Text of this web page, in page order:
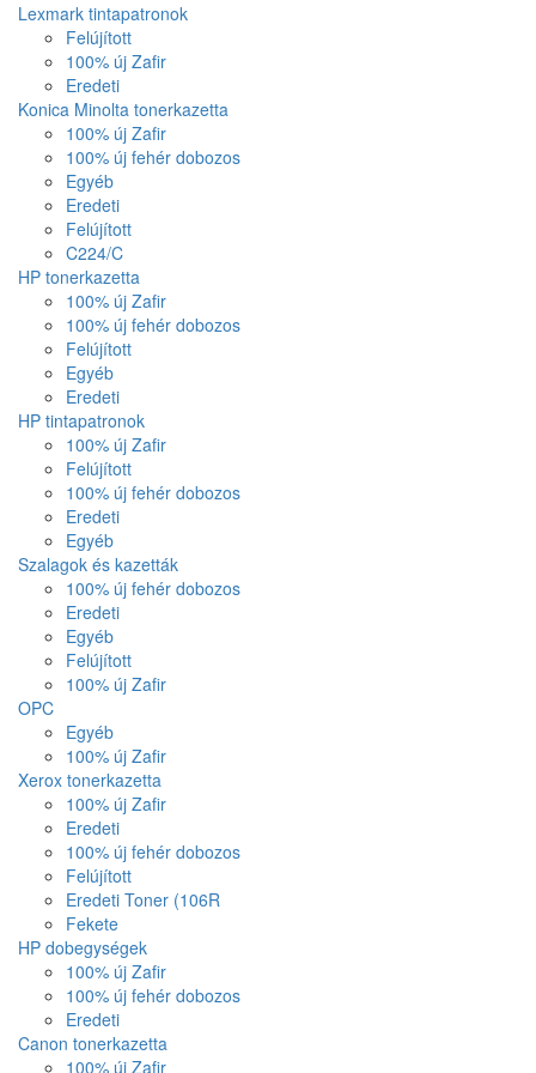
Lexmark tintapatronok
Felújított
100% új Zafir
Eredeti
Konica Minolta tonerkazetta
100% új Zafir
100% új fehér dobozos
Egyéb
Eredeti
Felújított
C224/C
HP tonerkazetta
100% új Zafir
100% új fehér dobozos
Felújított
Egyéb
Eredeti
HP tintapatronok
100% új Zafir
Felújított
100% új fehér dobozos
Eredeti
Egyéb
Szalagok és kazetták
100% új fehér dobozos
Eredeti
Egyéb
Felújított
100% új Zafir
OPC
Egyéb
100% új Zafir
Xerox tonerkazetta
100% új Zafir
Eredeti
100% új fehér dobozos
Felújított
Eredeti Toner (106R
Fekete
HP dobegységek
100% új Zafir
100% új fehér dobozos
Eredeti
Canon tonerkazetta
100% új Zafir